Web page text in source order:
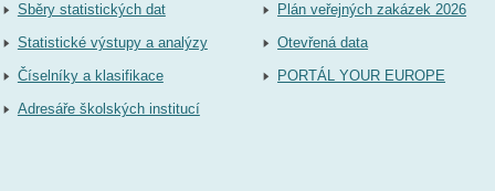
Sběry statistických dat
Statistické výstupy a analýzy
Číselníky a klasifikace
Adresáře školských institucí
Plán veřejných zakázek 2026
Otevřená data
PORTÁL YOUR EUROPE